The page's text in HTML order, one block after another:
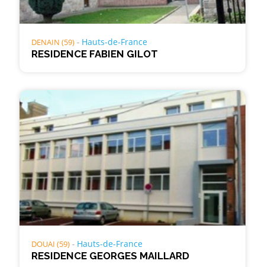
DENAIN (59) Hauts-de-France
RESIDENCE FABIEN GILOT
DOUAI (59) Hauts-de-France
RESIDENCE GEORGES MAILLARD